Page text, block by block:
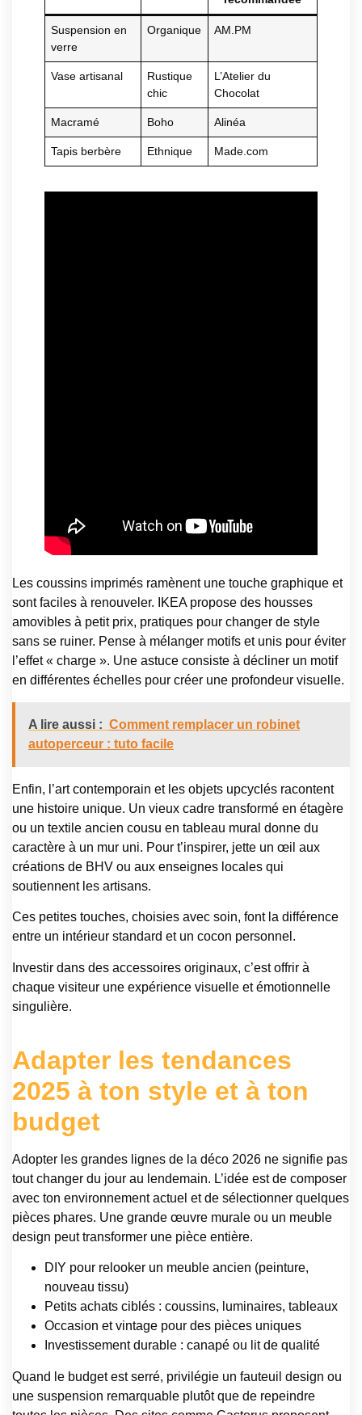
Suspension en
verre
Organique AM.PM
Vase artisanal
Rustique
chic
L’Atelier du
Chocolat
Macramé Boho Alinéa
Tapis berbère Ethnique Made.com
Les coussins imprimés ramènent une touche graphique et
sont faciles à renouveler. IKEA propose des housses
amovibles à petit prix, pratiques pour changer de style
sans se ruiner. Pense à mélanger motifs et unis pour éviter
l’effet « charge ». Une astuce consiste à décliner un motif
en différentes échelles pour créer une profondeur visuelle.
A lire aussi : Comment remplacer un robinet
autoperceur : tuto facile
Enfin, l’art contemporain et les objets upcyclés racontent
une histoire unique. Un vieux cadre transformé en étagère
ou un textile ancien cousu en tableau mural donne du
caractère à un mur uni. Pour t’inspirer, jette un œil aux
créations de BHV ou aux enseignes locales qui
soutiennent les artisans.
Ces petites touches, choisies avec soin, font la différence
entre un intérieur standard et un cocon personnel.
Investir dans des accessoires originaux, c’est offrir à
chaque visiteur une expérience visuelle et émotionnelle
singulière.
Adapter les tendances
2025 à ton style et à ton
budget
Adopter les grandes lignes de la déco 2026 ne signifie pas
tout changer du jour au lendemain. L’idée est de composer
avec ton environnement actuel et de sélectionner quelques
pièces phares. Une grande œuvre murale ou un meuble
design peut transformer une pièce entière.
DIY pour relooker un meuble ancien (peinture,
nouveau tissu)
Petits achats ciblés : coussins, luminaires, tableaux
Occasion et vintage pour des pièces uniques
Investissement durable : canapé ou lit de qualité
Quand le budget est serré, privilégie un fauteuil design ou
une suspension remarquable plutôt que de repeindre